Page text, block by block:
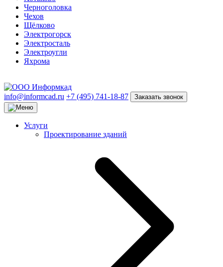
Черноголовка
Чехов
Щёлково
Электрогорск
Электросталь
Электроугли
Яхрома
info@informcad.ru +7 (495) 741-18-87 Заказать звонок
Услуги
Проектирование зданий